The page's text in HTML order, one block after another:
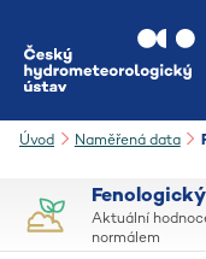
Úvod Naměřená data
Aktuální
normálem